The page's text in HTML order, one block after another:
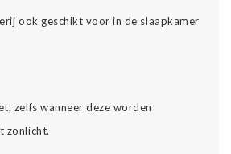
ook geschikt voor in de slaapkamer
zelfs wanneer deze worden
zonlicht.